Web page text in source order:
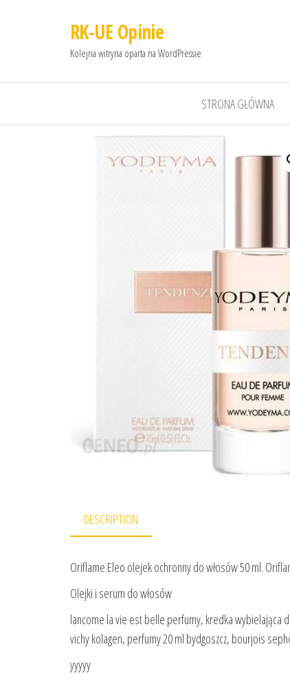
RK-UE Opinie
Kolejna witryna oparta na WordPressie
STRONA GŁÓWNA
DESCRIPTION
Oriflame Eleo olejek ochronny do włosów 50 ml.
Olejki i serum do włosów
lancome la vie est belle perfumy, kredka wybielająca
vichy kolagen, perfumy 20 ml bydgoszcz, bourjois
yyyyy